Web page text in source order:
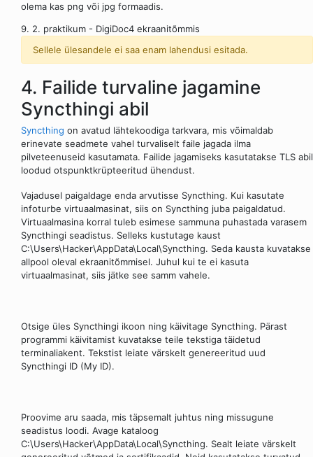
olema kas png või jpg formaadis.
9. 2. praktikum - DigiDoc4 ekraanitõmmis
Sellele ülesandele ei saa enam lahendusi esitada.
4. Failide turvaline jagamine
Syncthingi abil
Syncthing on avatud lähtekoodiga tarkvara, mis võimaldab
erinevate seadmete vahel turvaliselt faile jagada ilma
pilveteenuseid kasutamata. Failide jagamiseks kasutatakse TLS abil
loodud otspunktkrüpteeritud ühendust.
Vajadusel paigaldage enda arvutisse Syncthing. Kui kasutate
infoturbe virtuaalmasinat, siis on Syncthing juba paigaldatud.
Virtuaalmasina korral tuleb esimese sammuna puhastada varasem
Syncthingi seadistus. Selleks kustutage kaust
C:\Users\Hacker\AppData\Local\Syncthing. Seda kausta kuvatakse
allpool oleval ekraanitõmmisel. Juhul kui te ei kasuta
virtuaalmasinat, siis jätke see samm vahele.
Otsige üles Syncthingi ikoon ning käivitage Syncthing. Pärast
programmi käivitamist kuvatakse teile tekstiga täidetud
terminaliakent. Tekstist leiate värskelt genereeritud uud
Syncthingi ID (My ID).
Proovime aru saada, mis täpsemalt juhtus ning missugune
seadistus loodi. Avage kataloog
C:\Users\Hacker\AppData\Local\Syncthing. Sealt leiate värskelt